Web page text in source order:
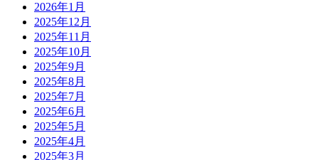
2026年1月
2025年12月
2025年11月
2025年10月
2025年9月
2025年8月
2025年7月
2025年6月
2025年5月
2025年4月
2025年3月